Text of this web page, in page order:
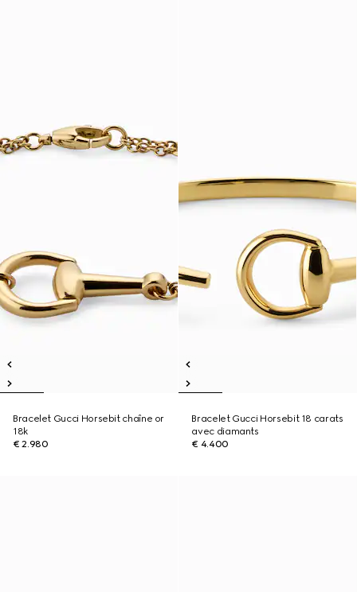
Bracelet Gucci Horsebit chaîne or
18k
€ 2.980
Bracelet Gucci Horsebit 18 carats
avec diamants
€ 4.400